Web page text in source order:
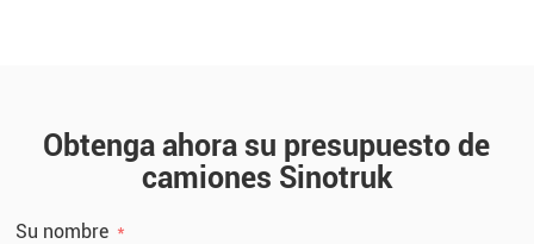
Obtenga ahora su presupuesto de
camiones Sinotruk
Su nombre